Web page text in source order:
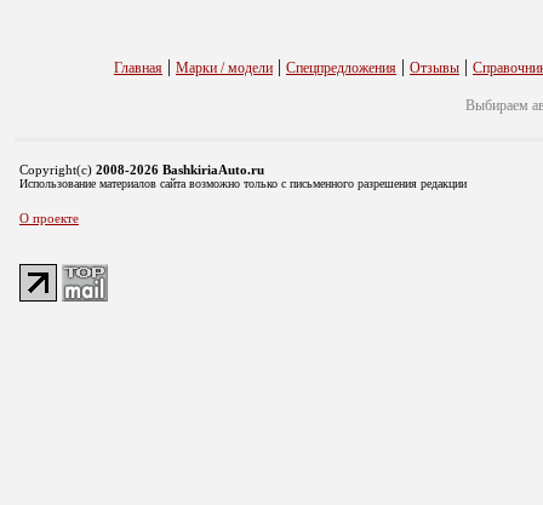
Главная | Марки / модели | Спецпредложения | Отзывы |
Выбираем
Copyright(c) 2008-2026 BashkiriaAuto.ru
Использование материалов сайта возможно только с письменного разрешения редакции
О проекте